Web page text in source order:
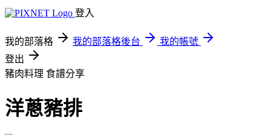
登入
我的部落格 我的部落格後台
我的帳號
登出
豬肉料理 食譜分享
洋蔥豬排